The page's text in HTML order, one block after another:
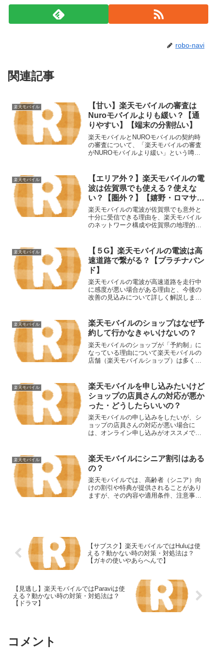
robo-navi
関連記事
楽天モバイル
【甘い】楽天モバイルの審査は
Nuroモバイルよりも緩い？【通
りやすい】【端末の分割払い】
楽天モバイルとNUROモバイルの契約時
の審査について、「楽天モバイルの審査
がNUROモバイルより緩い」という噂が
るため、単純に比較するのは難しいで
す。ただし、どちらの審査...
楽天モバイル
【エリア外？】楽天モバイルの電
波は佐賀県でも使える？使えな
い？【圏外？】【嬉野・ロマサ
ガ】
楽天モバイルの電波が佐賀県でも意外と
十分に受信できる理由を、楽天モバイル
のネットワーク構成や佐賀県の地理的特
えるくらい良くなってきてるiPhone買う
なら楽天モバイル一...
楽天モバイル
【５G】楽天モバイルの電波は高
速道路で繋がる？【プラチナバン
ド】
楽天モバイルの電波が高速道路を走行中
に感度が悪い場合がある理由と、今後の
改善の見込みについて詳しく解説しま
iPhone買うなら楽天モバイル一択Wi-Fi契
約するより楽天...
楽天モバイル
楽天モバイルのショップはなぜ予
約して行かなきゃいけないの？
楽天モバイルのショップが「予約制」に
なっている理由について楽天モバイルの
店舗（楽天モバイルショップ）は多くの
観点から説明できます。楽天モバイル楽
天モバイルの電波が...
楽天モバイル
楽天モバイルを申し込みたいけど
ショップの店員さんの対応が悪か
った・どうしたらいいの？
楽天モバイルの申し込みをしたいが、シ
ョップの店員さんの対応が悪い場合に
は、オンライン申し込みがオススメであ
使えるくらい良くなってきてるiPhone買
うなら楽天モバイル一...
楽天モバイル
楽天モバイルにシニア割引はある
の？
楽天モバイルでは、高齢者（シニア）向
けの割引や特典が提供されることがあり
ますが、その内容や適用条件、注意事項
【サブスク】楽天モバイルではHuluは使
える？動かない時の対策・対処法は？
【ガキの使いやあらへんで】
【見逃し】楽天モバイルではParaviは使
える？動かない時の対策・対処法は？
【ドラマ】
コメント